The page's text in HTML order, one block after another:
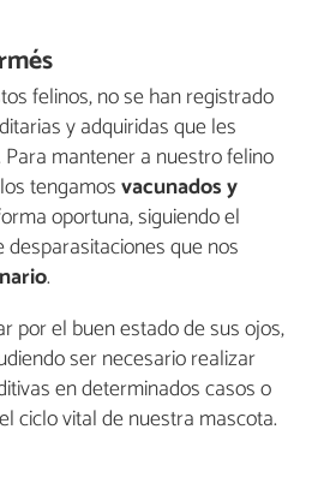
felinos, no se han registrado
y adquiridas que les
mantener a nuestro felino
tengamosvacunados y
oportuna, siguiendo el
que nos
.
por el buen estado de sus ojos,
ser necesario realizar
en determinados casos o
ciclo vital de nuestra mascota.